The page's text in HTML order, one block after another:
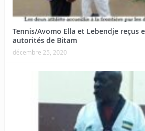
Tennis/Avomo Ella et Lebendje reçus
autorités de Bitam
décembre 25, 2020